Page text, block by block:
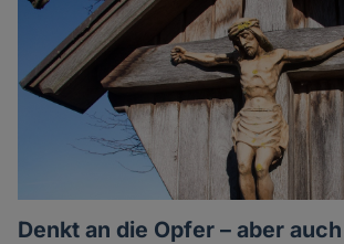
Denkt an die Opfer – aber